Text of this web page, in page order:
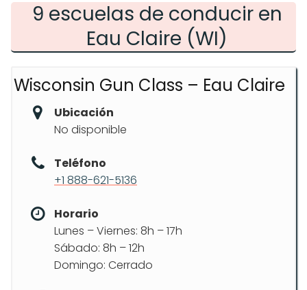
9 escuelas de conducir en
Eau Claire (WI)
Wisconsin Gun Class – Eau Claire
Ubicación
No disponible
Teléfono
+1 888-621-5136
Horario
Lunes – Viernes: 8h – 17h
Sábado: 8h – 12h
Domingo: Cerrado